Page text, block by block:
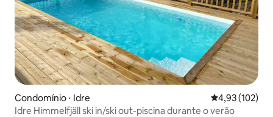
Condomínio ⋅ Idre 4,93 de uma
4,93 (102)
Idre Himmelfjäll ski in/ski out-piscina durante o verão